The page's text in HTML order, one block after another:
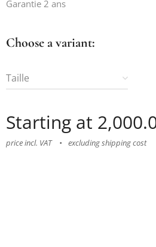
Garantie 2 ans
Choose a variant:
Taille
Starting at
price incl. VAT excluding shipping cost